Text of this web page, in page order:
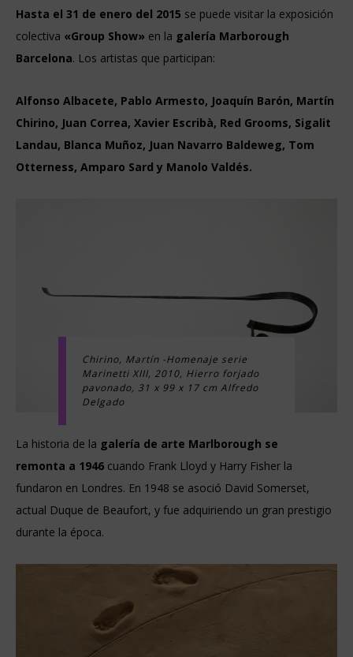
Hasta el 31 de enero del 2015 se puede visitar la exposición
colectiva «Group Show» en la galería Marborough
Barcelona. Los artistas que participan:
Alfonso Albacete, Pablo Armesto, Joaquín Barón, Martín
Chirino, Juan Correa, Xavier Escribà, Red Grooms, Sigalit
Landau, Blanca Muñoz, Juan Navarro Baldeweg, Tom
Otterness, Amparo Sard y Manolo Valdés.
Chirino, Martín -Homenaje serie
Marinetti XIII, 2010, Hierro forjado
pavonado, 31 x 99 x 17 cm Alfredo
Delgado
La historia de la galería de arte Marlborough se
remonta a 1946 cuando Frank Lloyd y Harry Fisher la
fundaron en Londres. En 1948 se asoció David Somerset,
actual Duque de Beaufort, y fue adquiriendo un gran prestigio
durante la época.